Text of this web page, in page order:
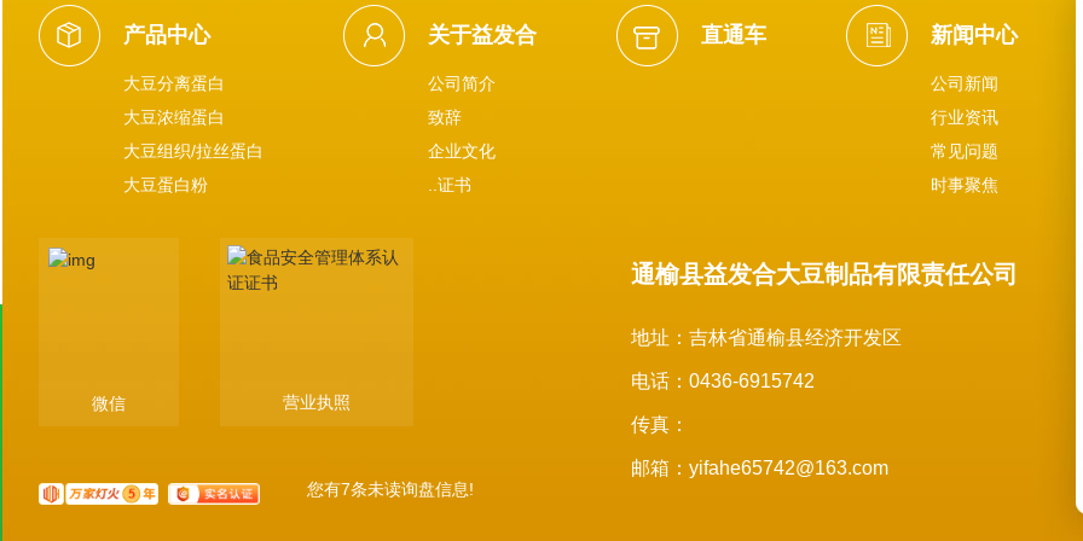
产品中心
大豆分离蛋白
大豆浓缩蛋白
大豆组织/拉丝蛋白
大豆蛋白粉
关于益发合
公司简介
致辞
企业文化
..证书
直通车 新闻中心
公司新闻
行业资讯
常见问题
时事聚焦
微信 营业执照
您有7条未读询盘信息!
通榆县益发合大豆制品有限责任公司
地址：吉林省通榆县经济开发区
电话：0436-6915742
传真：
邮箱：yifahe65742@163.com